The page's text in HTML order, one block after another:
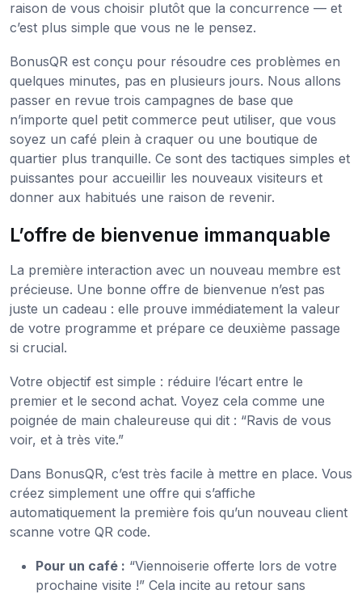
raison de vous choisir plutôt que la concurrence — et
c’est plus simple que vous ne le pensez.
BonusQR est conçu pour résoudre ces problèmes en
quelques minutes, pas en plusieurs jours. Nous allons
passer en revue trois campagnes de base que
n’importe quel petit commerce peut utiliser, que vous
soyez un café plein à craquer ou une boutique de
quartier plus tranquille. Ce sont des tactiques simples et
puissantes pour accueillir les nouveaux visiteurs et
donner aux habitués une raison de revenir.
L’offre de bienvenue immanquable
La première interaction avec un nouveau membre est
précieuse. Une bonne offre de bienvenue n’est pas
juste un cadeau : elle prouve immédiatement la valeur
de votre programme et prépare ce deuxième passage
si crucial.
Votre objectif est simple : réduire l’écart entre le
premier et le second achat. Voyez cela comme une
poignée de main chaleureuse qui dit : “Ravis de vous
voir, et à très vite.”
Dans BonusQR, c’est très facile à mettre en place. Vous
créez simplement une offre qui s’affiche
automatiquement la première fois qu’un nouveau client
scanne votre QR code.
Pour un café : “Viennoiserie offerte lors de votre
prochaine visite !” Cela incite au retour sans